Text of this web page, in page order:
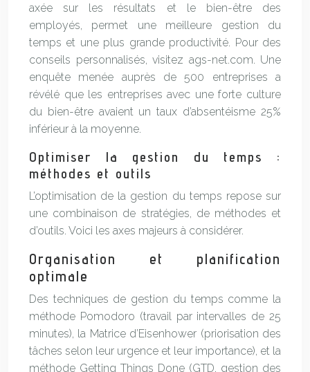
axée sur les résultats et le bien-être des
employés, permet une meilleure gestion du
temps et une plus grande productivité. Pour des
conseils personnalisés, visitez ags-net.com. Une
enquête menée auprès de 500 entreprises a
révélé que les entreprises avec une forte culture
du bien-être avaient un taux d’absentéisme 25%
inférieur à la moyenne.
Optimiser la gestion du temps :
méthodes et outils
L’optimisation de la gestion du temps repose sur
une combinaison de stratégies, de méthodes et
d’outils. Voici les axes majeurs à considérer.
Organisation et planification
optimale
Des techniques de gestion du temps comme la
méthode Pomodoro (travail par intervalles de 25
minutes), la Matrice d’Eisenhower (priorisation des
tâches selon leur urgence et leur importance), et la
méthode Getting Things Done (GTD, gestion des